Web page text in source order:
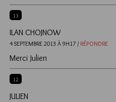
13
ILAN CHOJNOW
4 SEPTEMBRE 2013 À 9H17 / RÉPONDRE
Merci Julien
12
JULIEN